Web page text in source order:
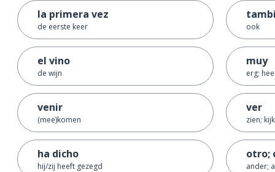
la primera vez
de eerste keer
el vino
de wijn
venir
(mee)komen
ha dicho
hij/zij heeft gezegd
ook
muy
erg;
ver
zien;
otro;
ander;